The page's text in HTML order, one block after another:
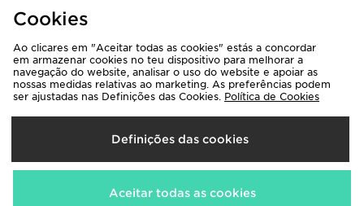
Inscreva-te na Newsletter
Cookies
Ao clicares em "Aceitar todas as cookies" estás a concordar
em armazenar cookies no teu dispositivo para melhorar a
navegação do website, analisar o uso do website e apoiar as
nossas medidas relativas ao marketing. As preferências podem
ser ajustadas nas Definições das Cookies. Política de Cookies
Definições das cookies
Aceitar todas as cookies